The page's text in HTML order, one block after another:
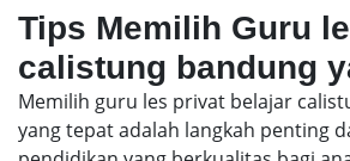
Tips Memilih Guru
calistung bandung
Memilih guru les privat belajar
yang tepat adalah langkah penting